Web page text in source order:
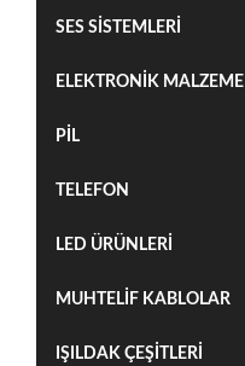
SES SİSTEMLERİ
ELEKTRONİK MALZEME
PİL
TELEFON
LED ÜRÜNLERİ
MUHTELİF KABLOLAR
IŞILDAK ÇEŞİTLERİ